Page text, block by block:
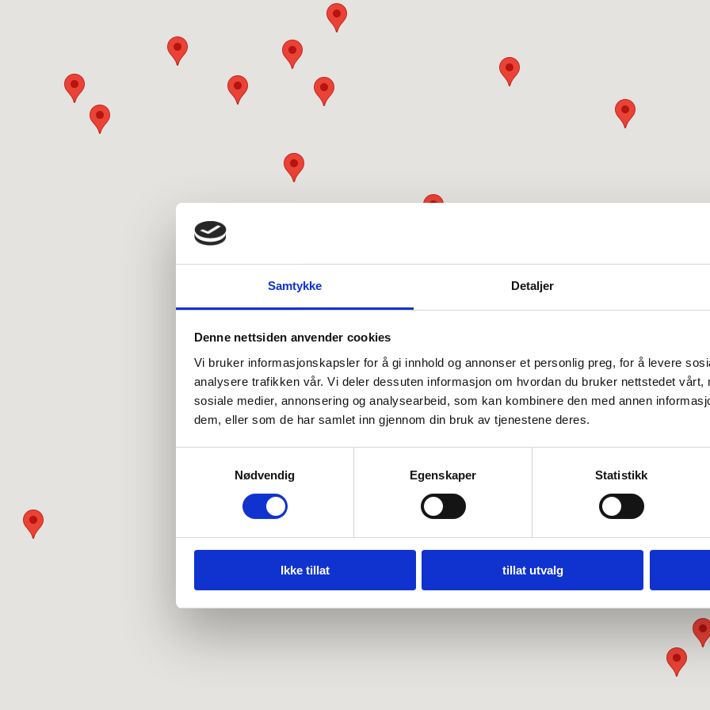
Samtykke Detaljer
Denne nettsiden anvender cookies
Vi bruker informasjonskapsler for å gi innhold og annonser et personlig preg, for å levere
analysere trafikken vår. Vi deler dessuten informasjon om hvordan du bruker nettstedet vårt,
sosiale medier, annonsering og analysearbeid, som kan kombinere den med annen
dem, eller som de har samlet inn gjennom din bruk av tjenestene deres.
Nødvendig
Egenskaper Statistikk
Ikke tillat tillat utvalg